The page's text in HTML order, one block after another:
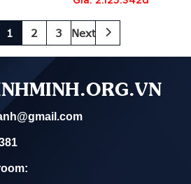
HỔ TRỢ VẬN CHUYỂN TOÀN
QUỐC
1 2 3 Next